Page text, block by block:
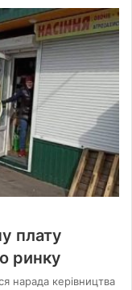
плату
ринку
нарада керівництва